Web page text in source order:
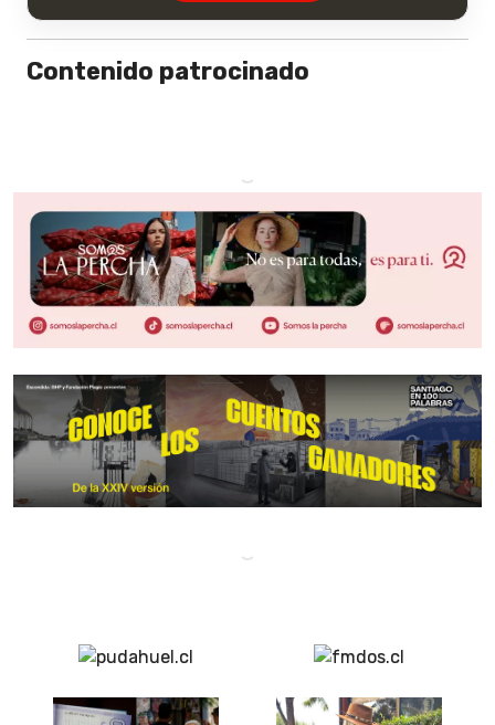
Contenido patrocinado